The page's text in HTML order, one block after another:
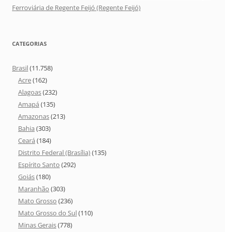
Ferroviária de Regente Feijó (Regente Feijó)
CATEGORIAS
Brasil(11.758)
Acre(162)
Alagoas(232)
Amapá (135)
Amazonas(213)
Bahia (303)
Ceará (184)
Distrito Federal (Brasília)(135)
Espírito Santo (292)
Goiás(180)
Maranhão (303)
Mato Grosso (236)
Mato Grosso do Sul(110)
Minas Gerais(778)